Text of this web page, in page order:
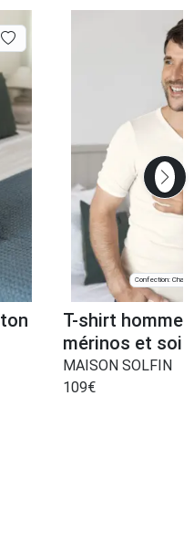
Confection:
T-shirt homme
mérinos et
MAISON SOLFIN
109€